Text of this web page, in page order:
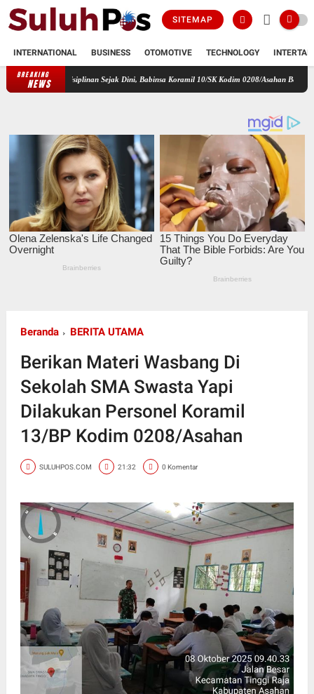
SITEMAP
INTERNATIONAL BUSINESS OTOMOTIVE TECHNOLOGY
BREAKING
NEWS
Kedisiplinan Sejak Dini, Babinsa Koramil 10/SK Kodim 0208/Asahan Beri Pelatihan PBB
Beranda BERITA UTAMA
Berikan Materi Wasbang Di
Sekolah SMA Swasta Yapi
Dilakukan Personel Koramil
13/BP Kodim 0208/Asahan
SULUHPOS.COM 21:32 0 Komentar